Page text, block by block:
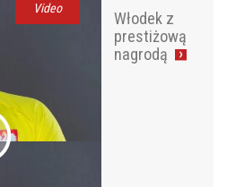
Video
Włodek z
prestiżową
nagrodą